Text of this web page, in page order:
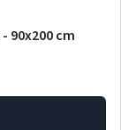
90x200 cm